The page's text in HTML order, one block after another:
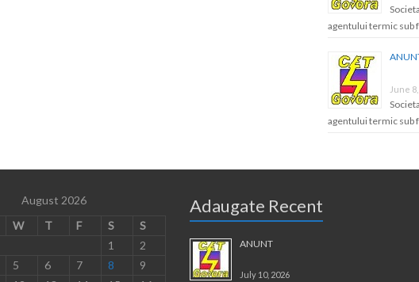
agentului termic sub
June
agentului termic sub
August 2026
W T F S
S
1
2
5 6 7 8
9
Adaugate Recent
ANUNT
July 10, 2026